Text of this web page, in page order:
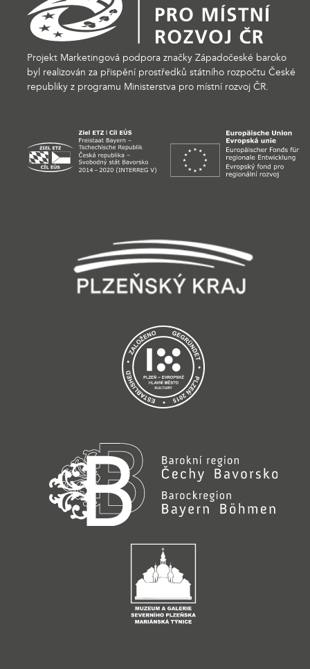
Projekt Marketingová podpora značky Západočeské baroko
byl realizován za přispění prostředků státního rozpočtu České
republiky z programu Ministerstva pro místní rozvoj ČR.